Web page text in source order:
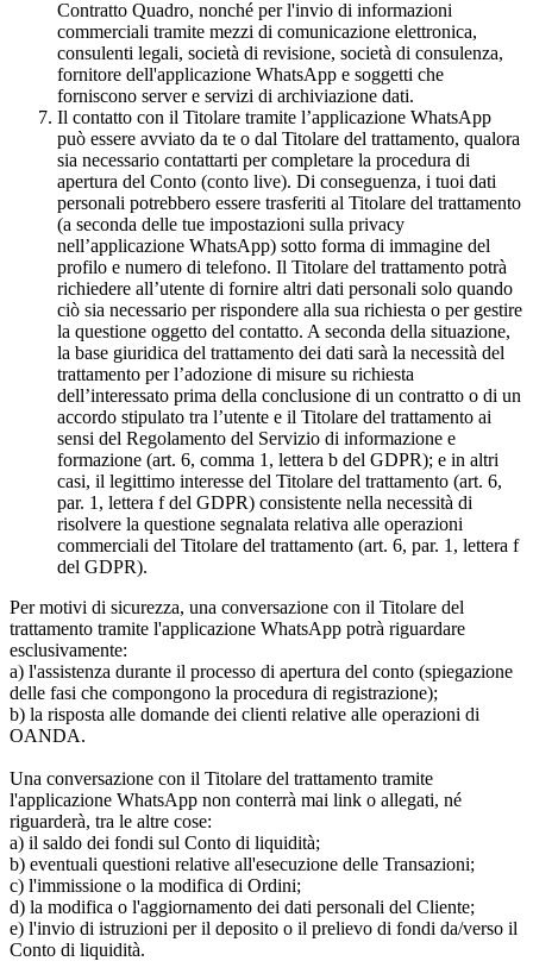
Contratto Quadro, nonché per l'invio di informazioni
commerciali tramite mezzi di comunicazione elettronica,
consulenti legali, società di revisione, società di consulenza,
fornitore dell'applicazione WhatsApp e soggetti che
forniscono server e servizi di archiviazione dati.
Il contatto con il Titolare tramite l’applicazione WhatsApp
può essere avviato da te o dal Titolare del trattamento, qualora
sia necessario contattarti per completare la procedura di
apertura del Conto (conto live). Di conseguenza, i tuoi dati
personali potrebbero essere trasferiti al Titolare del trattamento
(a seconda delle tue impostazioni sulla privacy
nell’applicazione WhatsApp) sotto forma di immagine del
profilo e numero di telefono. Il Titolare del trattamento potrà
richiedere all’utente di fornire altri dati personali solo quando
ciò sia necessario per rispondere alla sua richiesta o per gestire
la questione oggetto del contatto. A seconda della situazione,
la base giuridica del trattamento dei dati sarà la necessità del
trattamento per l’adozione di misure su richiesta
dell’interessato prima della conclusione di un contratto o di un
accordo stipulato tra l’utente e il Titolare del trattamento ai
sensi del Regolamento del Servizio di informazione e
formazione (art. 6, comma 1, lettera b del GDPR); e in altri
casi, il legittimo interesse del Titolare del trattamento (art. 6,
par. 1, lettera f del GDPR) consistente nella necessità di
risolvere la questione segnalata relativa alle operazioni
commerciali del Titolare del trattamento (art. 6, par. 1, lettera f
del GDPR).
Per motivi di sicurezza, una conversazione con il Titolare del
trattamento tramite l'applicazione WhatsApp potrà riguardare
esclusivamente:
a) l'assistenza durante il processo di apertura del conto (spiegazione
delle fasi che compongono la procedura di registrazione);
b) la risposta alle domande dei clienti relative alle operazioni di
OANDA.
Una conversazione con il Titolare del trattamento tramite
l'applicazione WhatsApp non conterrà mai link o allegati, né
riguarderà, tra le altre cose:
a) il saldo dei fondi sul Conto di liquidità;
b) eventuali questioni relative all'esecuzione delle Transazioni;
c) l'immissione o la modifica di Ordini;
d) la modifica o l'aggiornamento dei dati personali del Cliente;
e) l'invio di istruzioni per il deposito o il prelievo di fondi da/verso il
Conto di liquidità.